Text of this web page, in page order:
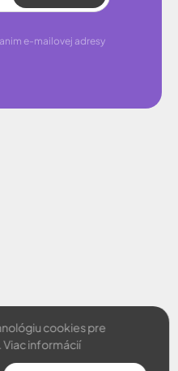
e-mailovej adresy
cookies pre
Viac informácií